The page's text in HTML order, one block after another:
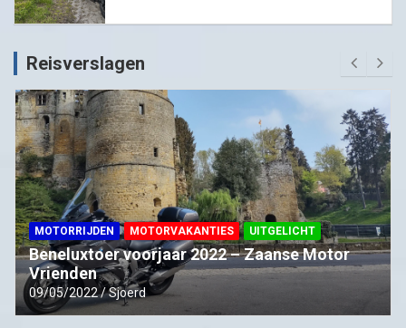
Reisverslagen
MOTORRIJDEN MOTORVAKANTIES UITGELICHT
Beneluxtoer voorjaar 2022 – Zaanse Motor
Vrienden
09/05/2022 Sjoerd